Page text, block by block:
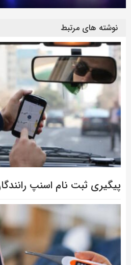
نوشته های مرتبط
پیگیری ثبت نام اسنپ